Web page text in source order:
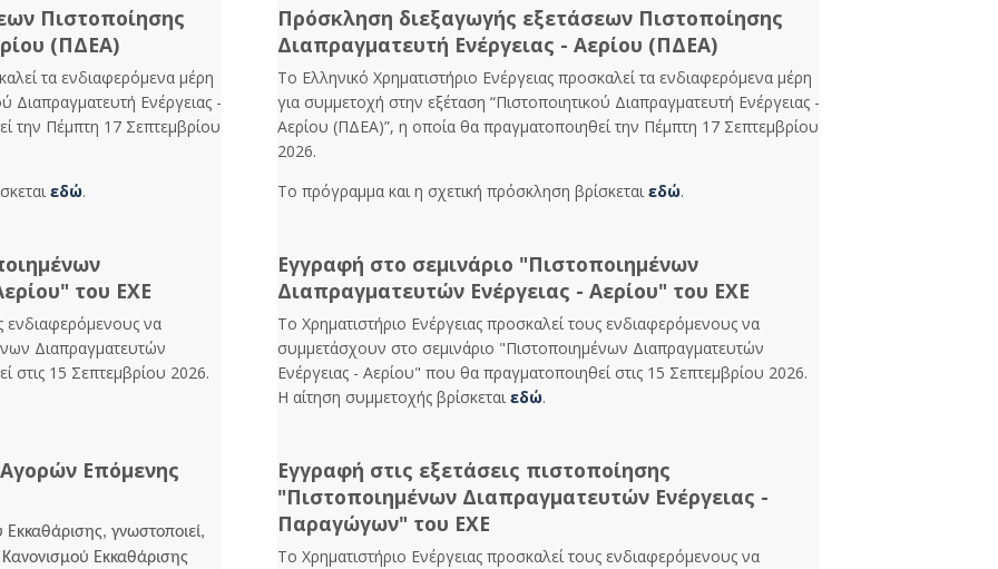
Πιστοποίησης
(ΠΔΕΑ)
τα ενδιαφερόμενα μέρη
Διαπραγματευτή Ενέργειας -
την Πέμπτη 17 Σεπτεμβρίου
εδώ.
του ΕΧΕ
ενδιαφερόμενους να
Διαπραγματευτών
στις 15 Σεπτεμβρίου 2026.
Επόμενης
γνωστοποιεί,
Εκκαθάρισης
Πρόσκληση διεξαγωγής εξετάσεων Πιστοποίησης
Διαπραγματευτή Ενέργειας - Αερίου (ΠΔΕΑ)
Το Ελληνικό Χρηματιστήριο Ενέργειας προσκαλεί τα ενδιαφερόμενα μέρη
για συμμετοχή στην εξέταση “Πιστοποιητικού Διαπραγματευτή Ενέργειας -
Αερίου (ΠΔΕΑ)”, η οποία θα πραγματοποιηθεί την Πέμπτη 17 Σεπτεμβρίου
2026.
Το πρόγραμμα και η σχετική πρόσκληση βρίσκεταιεδώ.
Εγγραφή στο σεμινάριο "Πιστοποιημένων
Διαπραγματευτών Ενέργειας - Αερίου" του ΕΧΕ
Το Χρηματιστήριο Ενέργειας προσκαλεί τους ενδιαφερόμενους να
συμμετάσχουν στο σεμινάριο "Πιστοποιημένων Διαπραγματευτών
Ενέργειας - Αερίου" που θα πραγματοποιηθεί στις 15 Σεπτεμβρίου 2026.
Η αίτηση συμμετοχής βρίσκεταιεδώ.
Εγγραφή στις εξετάσεις πιστοποίησης
"Πιστοποιημένων Διαπραγματευτών Ενέργειας -
Παραγώγων" του ΕΧΕ
Το Χρηματιστήριο Ενέργειας προσκαλεί τους ενδιαφερόμενους να